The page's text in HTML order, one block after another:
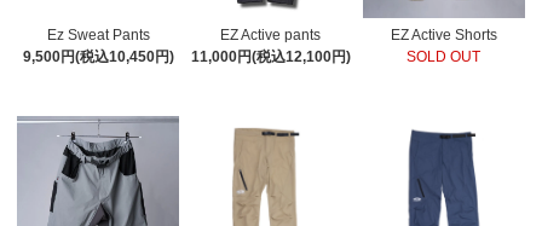
Ez Sweat Pants
9,500円(税込10,450円)
EZ Active pants
11,000円(税込12,100円)
EZ Active Shorts
SOLD OUT